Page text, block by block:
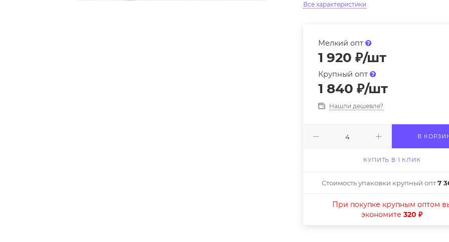
Все характеристики
Мелкий опт
1 920 ₽/шт
Крупный опт
1 840 ₽/шт
Нашли дешевле?
В
КУПИТЬ В 1 КЛИК
Стоимость упаковки крупный опт7
При покупке крупным оптом
экономите320 ₽